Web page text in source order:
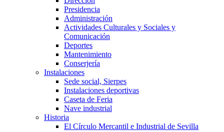
Presidencia
Administración
Actividades Culturales y Sociales y
Comunicación
Deportes
Mantenimiento
Conserjería
Instalaciones
Sede social, Sierpes
Instalaciones deportivas
Caseta de Feria
Nave industrial
Historia
El Círculo Mercantil e Industrial de Sevilla